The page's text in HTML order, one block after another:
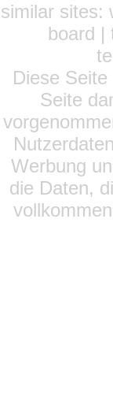
similar sites:
board |
Diese
Seite
Werbung
die Daten,